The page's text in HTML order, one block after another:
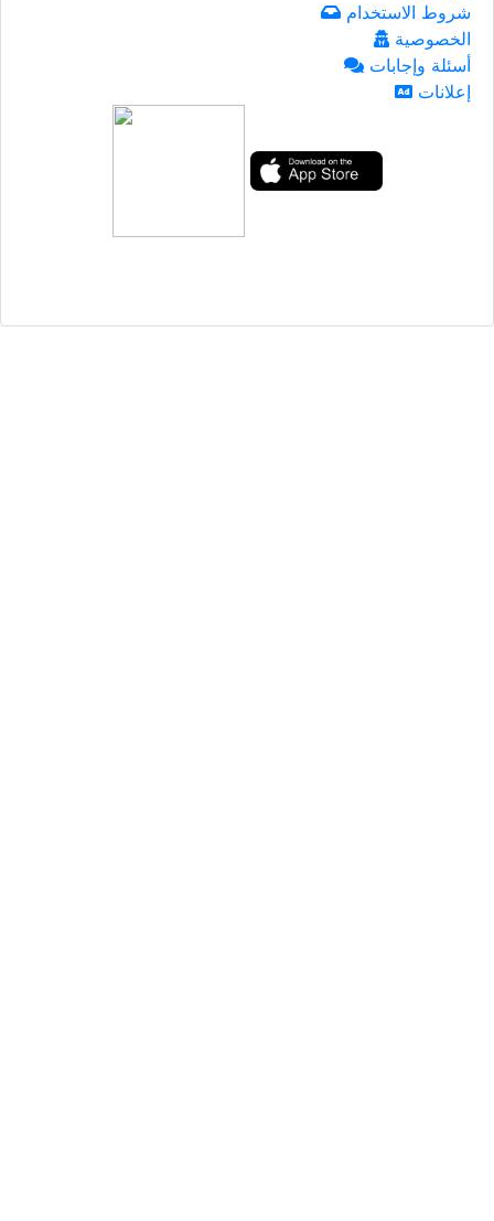
شروط الاستخدام
الخصوصية
أسئلة وإجابات
إعلانات